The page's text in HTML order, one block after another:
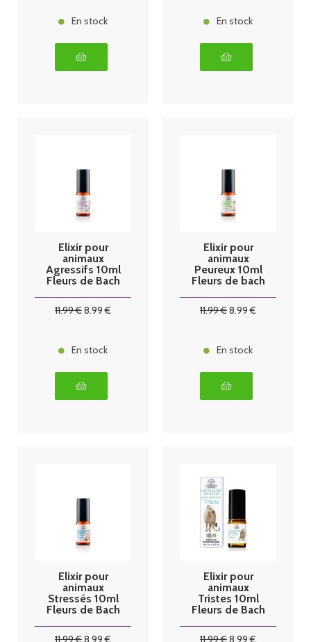
En stock En stock
Elixir pour
animaux
Agressifs 10ml
Fleurs de Bach
11.99€8.99 €
En stock
Elixir pour
animaux
Peureux 10ml
Fleurs de bach
11.99€8.99 €
En stock
Elixir pour
animaux
Stressés 10ml
Fleurs de Bach
11.99€8.99 €
Elixir pour
animaux
Tristes 10ml
Fleurs de Bach
11.99€8.99 €